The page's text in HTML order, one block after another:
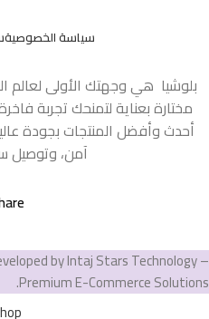
سياسة الخصوصية
بلوشيا هي وجهتك الأولى لعالم
مختارة بعناية لتمنحك تجربة
أحدث وأفضل المنتجات بجودة
آمن، وتوصيل
by Intaj Stars Technology –
Premium E-Commerce Solutions.